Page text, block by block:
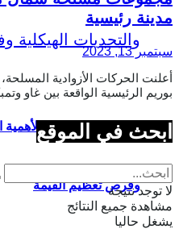
القطن في إفريقيا: الأهمية
وفرص تعظيم القيمة
مدينة رئيسية
سبتمبر 13, 2023
أعلنت الحركات الأزوادية
بوريم الرئيسية الواقعة بين غاو
ابحث في الموقع
لا توجد نتيجة
مشاهدة جميع النتائج
يشغل حاليا